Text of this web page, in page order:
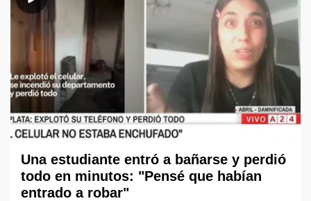
Una estudiante entró a bañarse y perdió
todo en minutos: "Pensé que habían
entrado a robar"